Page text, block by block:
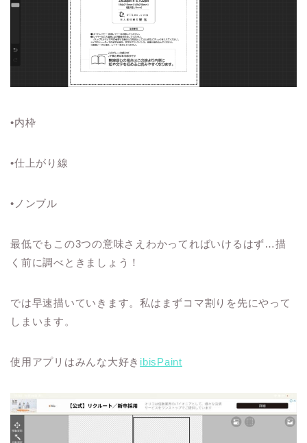
•内枠
•仕上がり線
•ノンブル
最低でもこの3つの意味さえわかってればいけるはず…描
く前に調べときましょう！
では早速描いていきます。私はまずコマ割りを先にやって
しまいます。
使用アプリはみんな大好き ibisPaint